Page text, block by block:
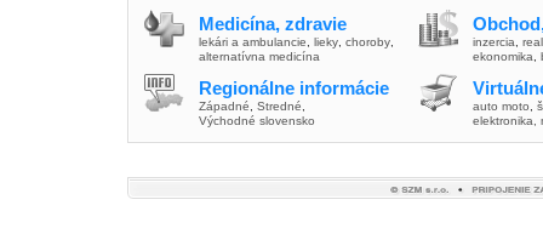
Medicína, zdravie
lekári a ambulancie lieky choroby
alternatívna medicína
Regionálne informácie
Západné Stredné
Východné slovensko
inzercia
ekonomika
auto moto
elektronika,